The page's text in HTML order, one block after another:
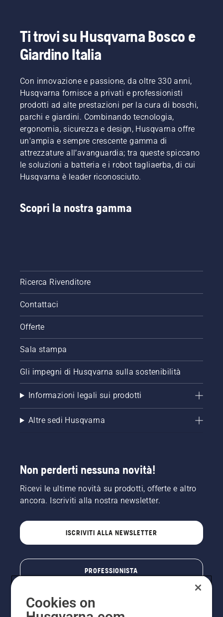
presente
un
elenco di
suggerimenti
utilizzare
il tuo
decespugliatore
Husqvarna
nel
modo
più
sicuro ed
efficace.
parchi
dei
relativi
paesi.
loro a
comporre
H-team.
E sono
loro i
nostri
utenti
più
esigenti.
Ti trovi su Husqvarna Bosco e
Giardino Italia
Con innovazione e passione, da oltre 330 anni,
Husqvarna fornisce a privati e professionisti
prodotti ad alte prestazioni per la cura di boschi,
parchi e giardini. Combinando tecnologia,
ergonomia, sicurezza e design, Husqvarna offre
un'ampia e sempre crescente gamma di
attrezzature all’avanguardia; tra queste spiccano
le soluzioni a batteria e i robot tagliaerba, di cui
Husqvarna è leader riconosciuto.
Scopri la nostra gamma
Ricerca Rivenditore
Contattaci
Offerte
Sala stampa
Gli impegni di Husqvarna sulla sostenibilità
Informazioni legali sui prodotti
Altre sedi Husqvarna
Non perderti nessuna novità!
Ricevi le ultime novità su prodotti, offerte e altro
ancora. Iscriviti alla nostra newsletter.
ISCRIVITI ALLA NEWSLETTER
PROFESSIONISTA
Cookies on